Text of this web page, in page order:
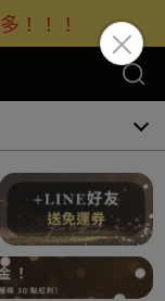
！！！